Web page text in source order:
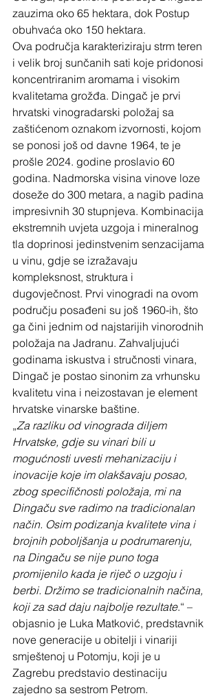
zauzima oko 65 hektara, dok Postup
obuhvaća oko 150 hektara.
Ova područja karakteriziraju strm teren
i velik broj sunčanih sati koje pridonosi
koncentriranim aromama i visokim
kvalitetama grožđa. Dingač je prvi
hrvatski vinogradarski položaj sa
zaštićenom oznakom izvornosti, kojom
se ponosi još od davne 1964, te je
prošle 2024. godine proslavio 60
godina. Nadmorska visina vinove loze
doseže do 300 metara, a nagib padina
impresivnih 30 stupnjeva. Kombinacija
ekstremnih uvjeta uzgoja i mineralnog
tla doprinosi jedinstvenim senzacijama
u vinu, gdje se izražavaju
kompleksnost, struktura i
dugovječnost. Prvi vinogradi na ovom
području posađeni su još 1960-ih, što
ga čini jednim od najstarijih vinorodnih
položaja na Jadranu. Zahvaljujući
godinama iskustva i stručnosti vinara,
Dingač je postao sinonim za vrhunsku
kvalitetu vina i neizostavan je element
hrvatske vinarske baštine.
„Za razliku od vinograda diljem
Hrvatske, gdje su vinari bili u
mogućnosti uvesti mehanizaciju i
inovacije koje im olakšavaju posao,
zbog specifičnosti položaja, mi na
Dingaču sve radimo na tradicionalan
način. Osim podizanja kvalitete vina i
brojnih poboljšanja u podrumarenju,
na Dingaču se nije puno toga
promijenilo kada je riječ o uzgoju i
berbi. Držimo se tradicionalnih načina,
koji za sad daju najbolje rezultate.“ –
objasnio je Luka Matković, predstavnik
nove generacije u obitelji i vinariji
smještenoj u Potomju, koji je u
Zagrebu predstavio destinaciju
zajedno sa sestrom Petrom.